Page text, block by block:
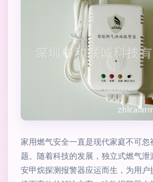
家用燃气安全一直是现代家庭不可忽
题。随着科技的发展，独立式燃气泄
安甲烷探测报警器应运而生，为用户